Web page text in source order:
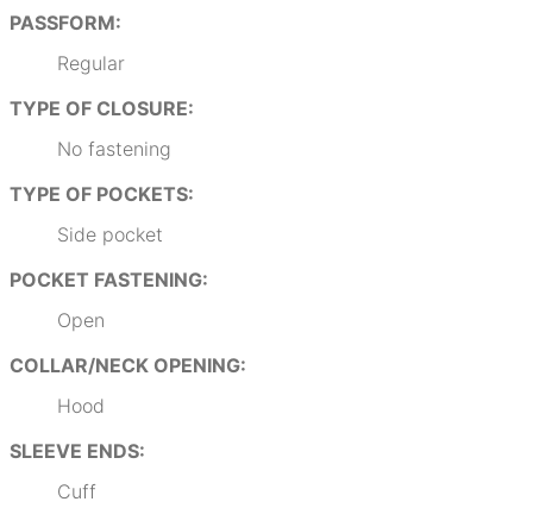
PASSFORM:
Regular
TYPE OF CLOSURE:
No fastening
TYPE OF POCKETS:
Side pocket
POCKET FASTENING:
Open
COLLAR/NECK OPENING:
Hood
SLEEVE ENDS:
Cuff